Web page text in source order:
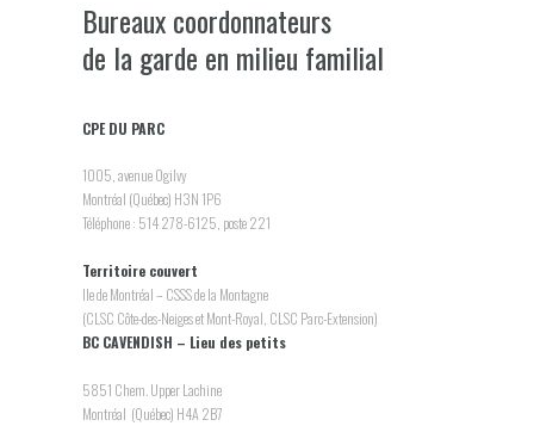
Bureaux coordonnateurs
de la garde en milieu familial
CPE DU PARC
1005, avenue Ogilvy
Montréal (Québec) H3N 1P6
Téléphone : 514 278-6125, poste 221
Territoire couvert
Ile de Montréal – CSSS de la Montagne
(CLSC Côte-des-Neiges et Mont-Royal, CLSC Parc-Extension)
BC CAVENDISH – Lieu des petits
5851 Chem. Upper Lachine
Montréal (Québec) H4A 2B7